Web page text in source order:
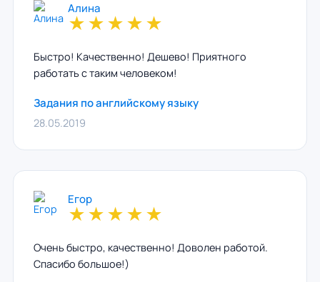
Алина
★★★★★
Быстро! Качественно! Дешево! Приятного
работать с таким человеком!
Задания по английскому языку
28.05.2019
Егор
★★★★★
Очень быстро, качественно! Доволен работой.
Спасибо большое!)